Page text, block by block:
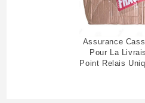
Assurance
Pour La
Point Relais